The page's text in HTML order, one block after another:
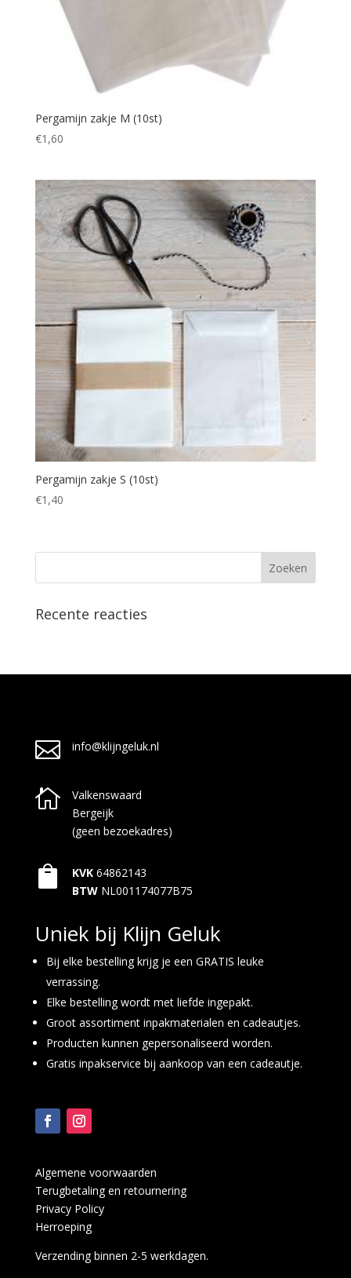
Pergamijn zakje M (10st)
€1,60
Pergamijn zakje S (10st)
€1,40
Recente reacties
 info@klijngeluk.nl

Valkenswaard
Bergeijk
(geen bezoekadres)
 KVK 64862143
BTW NL001174077B75
Uniek bij Klijn Geluk
Bij elke bestelling krijg je een GRATIS leuke
verrassing.
Elke bestelling wordt met liefde ingepakt.
Groot assortiment inpakmaterialen en cadeautjes.
Producten kunnen gepersonaliseerd worden.
Gratis inpakservice bij aankoop van een cadeautje.
Algemene voorwaarden
Terugbetaling en retournering
Privacy Policy
Herroeping
Verzending binnen 2-5 werkdagen.